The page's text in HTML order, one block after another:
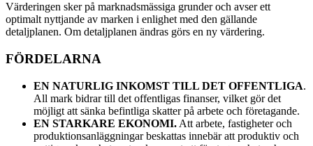
Värderingen sker på marknadsmässiga grunder och avser ett
optimalt nyttjande av marken i enlighet med den gällande
detaljplanen. Om detaljplanen ändras görs en ny värdering.
FÖRDELARNA
EN NATURLIG INKOMST TILL DET OFFENTLIGA.
All mark bidrar till det offentligas finanser, vilket gör det
möjligt att sänka befintliga skatter på arbete och företagande.
EN STARKARE EKONOMI. Att arbete, fastigheter och
produktionsanläggningar beskattas innebär att produktiv och